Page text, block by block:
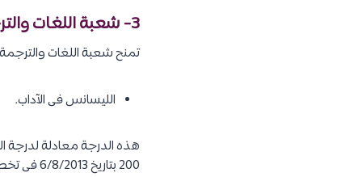
3- شعبة اللغات والترجمة الفورية :
تمنح شعبة اللغات
الليسانس فى الآداب.
هذه الدرجة معادلة لدرجة
200 بتاريخ 6/8/2013 فى تخصص اللغة الانجليزية والمعتمد من السيد الأستاذ الدكتور / وزير التعليم العالى.